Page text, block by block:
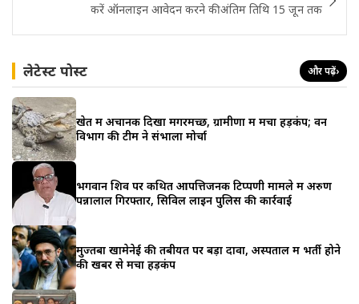
करें ऑनलाइन आवेदन करने की अंतिम तिथि 15 जून तक
लेटेस्ट पोस्ट और पढ़ें›
खेत में अचानक दिखा मगरमच्छ, ग्रामीणों में मचा हड़कंप; वन
विभाग की टीम ने संभाला मोर्चा
भगवान शिव पर कथित आपत्तिजनक टिप्पणी मामले में अरुण
पन्नालाल गिरफ्तार, सिविल लाइन पुलिस की कार्रवाई
मुज्तबा खामेनेई की तबीयत पर बड़ा दावा, अस्पताल में भर्ती होने
की खबर से मचा हड़कंप